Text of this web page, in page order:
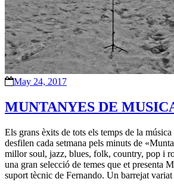
May 24, 2017
MUNTANYES DE
Els grans èxits de tots els temps de la
desfilen cada setmana pels minuts de
millor soul, jazz, blues, folk, country, pop i
una gran selecció de temes que et presenta
suport tècnic de Fernando. Un barrejat